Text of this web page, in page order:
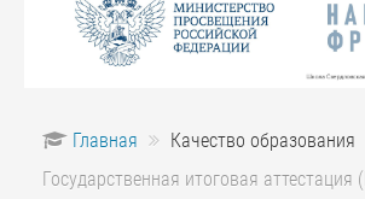
Главная
Качество образования
Государственная итоговая аттестация